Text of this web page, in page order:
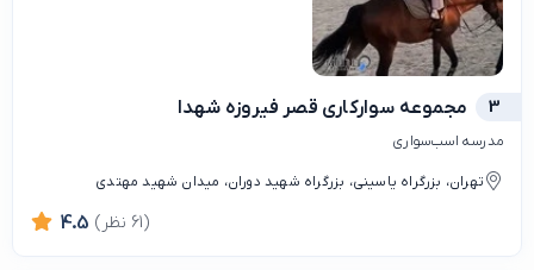
3 مجموعه سوارکاری قصر فیروزه شهدا
مدرسه اسب‌سواری
تهران، بزرگراه یاسینی، بزرگراه شهید دوران، میدان شهید مهتدی
4.5 (61 نظر)